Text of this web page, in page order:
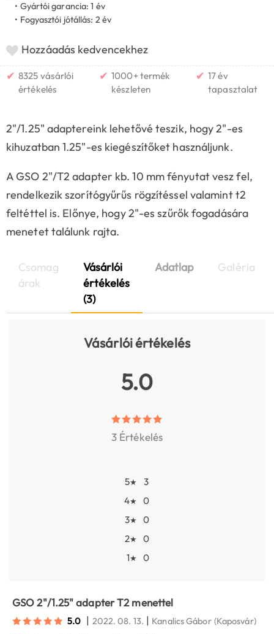
• Gyártói garancia: 1 év
• Fogyasztói jótállás: 2 év
Hozzáadás kedvencekhez
✔ 8325 vásárlói
értékelés
✔ 1000+ termék
készleten
✔ 17 év
tapasztalat
2"/1.25" adaptereink lehetővé teszik, hogy 2"-es
kihuzatban 1.25"-es kiegészítőket használjunk.
A GSO 2"/T2 adapter kb. 10 mm fényutat vesz fel,
rendelkezik szorítógyűrűs rögzítéssel valamint t2
feltéttel is. Előnye, hogy 2"-es szűrők fogadására
menetet találunk rajta.
Csomag
árak
Vásárlói
értékelés
(3)
Adatlap Galéria
Vásárlói értékelés
5.0
3 Értékelés
5★
3
4★
0
3★
0
2★
0
1★ 0
GSO 2"/1.25" adapter T2 menettel
5.0 | 2022. 08. 13. | Kanalics Gábor (Kaposvár)